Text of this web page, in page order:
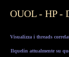
OUOL - HP -
Visualizza i threads
Ilquelin attualmente su